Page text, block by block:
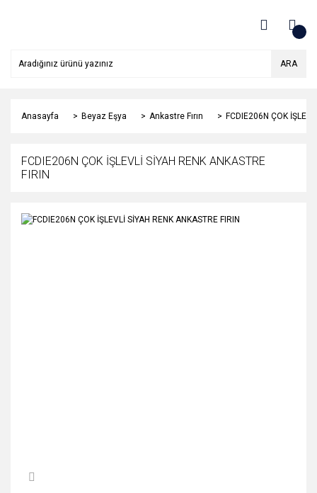
ARA
Anasayfa Beyaz Eşya Ankastre Fırın FCDIE206N ÇOK
FCDIE206N ÇOK İŞLEVLİ SİYAH RENK ANKASTRE
FIRIN